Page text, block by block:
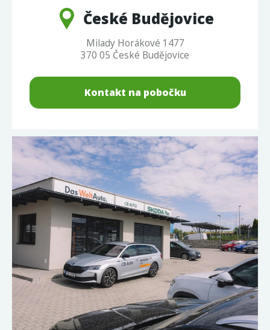
České Budějovice
Milady Horákové 1477
370 05 České Budějovice
Kontakt na pobočku